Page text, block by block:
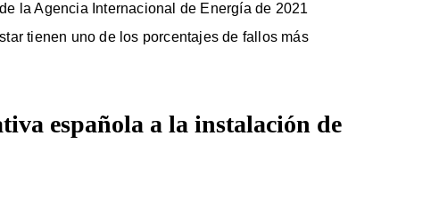
la Agencia Internacional de Energía de 2021
tienen uno de los porcentajes de fallos más
española a la instalación de